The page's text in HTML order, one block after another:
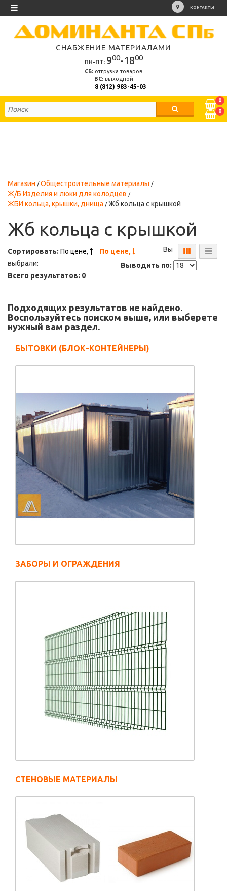
КОНТАКТЫ
СНАБЖЕНИЕ МАТЕРИАЛАМИ
ПН-ПТ: 900-1800
СБ: отгрузка товаров
ВС:выходной
8 (812) 983-45-03
0
0
Магазин
Общестроительные материалы
Ж/Б Изделия и люки для колодцев
ЖБИ кольца, крышки, днища
Жб кольца с крышкой
Жб кольца с крышкой
Сортировать: По цене,
По цене,
Выводить по:
Вы
выбрали:
Всего результатов: 0
Подходящих результатов не найдено.
Воспользуйтесь поиском выше, или выберете
нужный вам раздел.
БЫТОВКИ (БЛОК-КОНТЕЙНЕРЫ)
ЗАБОРЫ И ОГРАЖДЕНИЯ
СТЕНОВЫЕ МАТЕРИАЛЫ